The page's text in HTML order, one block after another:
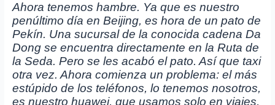
Ahora tenemos hambre. Ya que es nuestro
penúltimo día en Beijing, es hora de un pato de
Pekín. Una sucursal de la conocida cadena Da
Dong se encuentra directamente en la Ruta de
la Seda. Pero se les acabó el pato. Así que taxi
otra vez. Ahora comienza un problema: el más
estúpido de los teléfonos, lo tenemos nosotros,
es nuestro huawei, que usamos solo en viajes,